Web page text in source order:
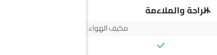
الراحة والملاءمة
مكيف الهواء